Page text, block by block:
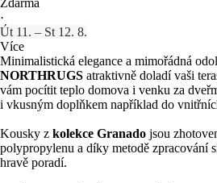
·
Út 11. – St 12. 8.
Více
Minimalistická elegance a mimořádná
NORTHRUGS atraktivně doladí vaši
vám pocítit teplo domova i venku za
i vkusným doplňkem například do
Kousky z kolekce Granado jsou
polypropylenu a díky metodě zpracování
hravě poradí.